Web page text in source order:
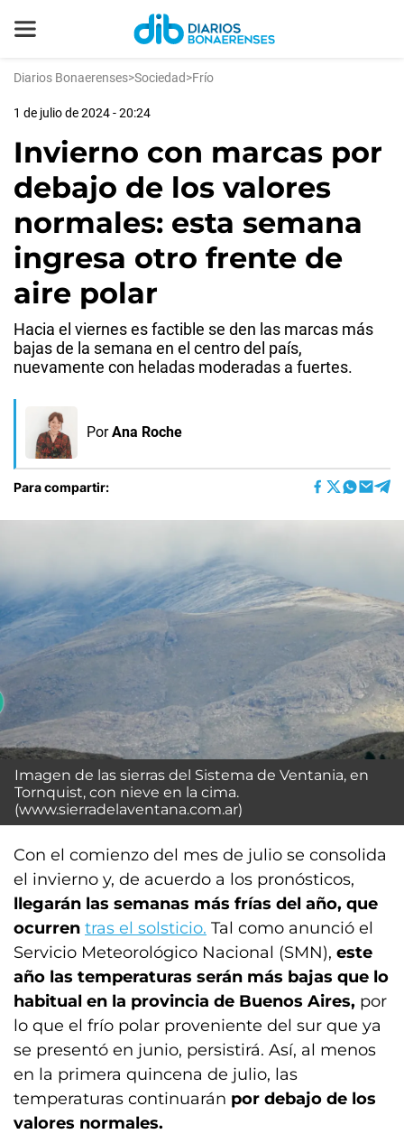
Diarios Bonaerenses>Sociedad>Frío
1 de julio de 2024 - 20:24
Invierno con marcas por
debajo de los valores
normales: esta semana
ingresa otro frente de
aire polar
Hacia el viernes es factible se den las marcas más
bajas de la semana en el centro del país,
nuevamente con heladas moderadas a fuertes.
Por Ana Roche
Para compartir:
Imagen de las sierras del Sistema de Ventania, en
Tornquist, con nieve en la cima.
(www.sierradelaventana.com.ar)
Con el comienzo del mes de julio se consolida
el invierno y, de acuerdo a los pronósticos,
llegarán las semanas más frías del año, que
ocurren tras el solsticio. Tal como anunció el
Servicio Meteorológico Nacional (SMN), este
año las temperaturas serán más bajas que lo
habitual en la provincia de Buenos Aires, por
lo que el frío polar proveniente del sur que ya
se presentó en junio, persistirá. Así, al menos
en la primera quincena de julio, las
temperaturas continuarán por debajo de los
valores normales.